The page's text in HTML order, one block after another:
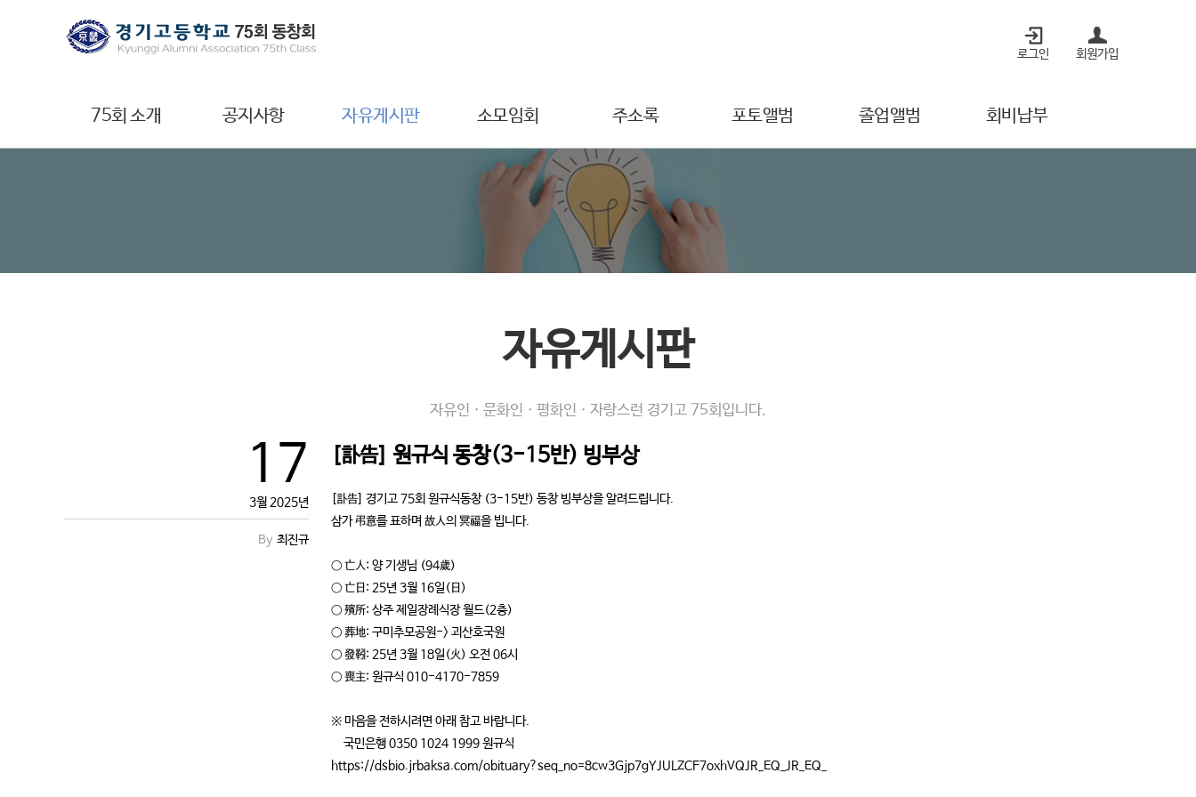
로그인 회원가입
75회 소개 공지사항 자유게시판 소모임회 주소록 포토앨범 졸업앨범 회비납부
자유게시판
자유인ㆍ문화인ㆍ평화인ㆍ자랑스런 경기고 75회입니다.
17
3월 2025년
최진규
[訃告] 원규식 동창(3-15반) 빙부상
[訃告] 경기고 75회 원규식동창 (3-15반) 동창 빙부상을 알려드립니다.
삼가 弔意를 표하며 故人의 冥福을 빕니다.
○ 亡人: 양 기생님 (94歲)
○ 亡日: 25년 3월 16일(日)
○ 殯所: 상주 제일장례식장 월드(2층)
○ 葬地: 구미추모공원-> 괴산호국원
○ 發靷: 25년 3월 18일(火) 오전 06시
○ 喪主: 원규식 010-4170-7859
※ 마음을 전하시려면 아래 참고 바랍니다.
국민은행 0350 1024 1999 원규식
https://dsbio.jrbaksa.com/obituary?seq_no=8cw3Gjp7gYJULZCF7oxhVQJR_EQ_JR_EQ_